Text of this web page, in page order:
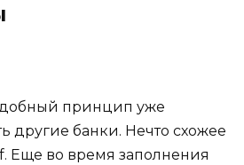
принцип уже
другие банки. Нечто схожее
Еще во время заполнения